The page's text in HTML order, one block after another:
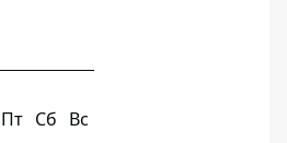
Пт Сб Вс